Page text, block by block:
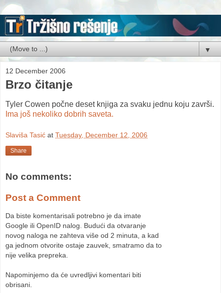
▼
12 December 2006
Brzo čitanje
Tyler Cowen počne deset knjiga za svaku jednu koju završi.
Ima još nekoliko dobrih saveta.
Slaviša Tasić at Tuesday, December 12, 2006
Share
No comments:
Post a Comment
Da biste komentarisali potrebno je da imate
Google ili OpenID nalog. Budući da otvaranje
novog naloga ne zahteva više od 2 minuta, a kad
ga jednom otvorite ostaje zauvek, smatramo da to
nije velika prepreka.
Napominjemo da će uvredljivi komentari biti
obrisani.